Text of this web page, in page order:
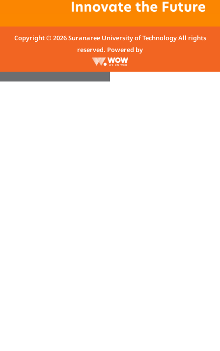
Copyright © 2026 Suranaree University of Technology All rights
reserved. Powered by